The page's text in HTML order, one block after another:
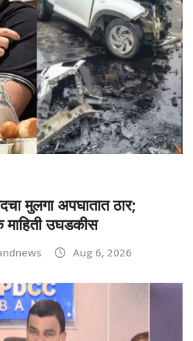
मुलगा अपघातात ठार;
माहिती उघडकीस
Aug 6, 2026